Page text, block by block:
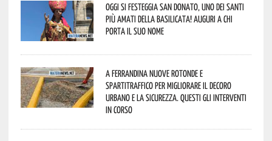
Oggi si festeggia San Donato, uno dei Santi
più amati della Basilicata! Auguri a chi
porta il suo nome
A Ferrandina nuove rotonde e
spartitraffico per migliorare il decoro
urbano e la sicurezza. Questi gli interventi
in corso